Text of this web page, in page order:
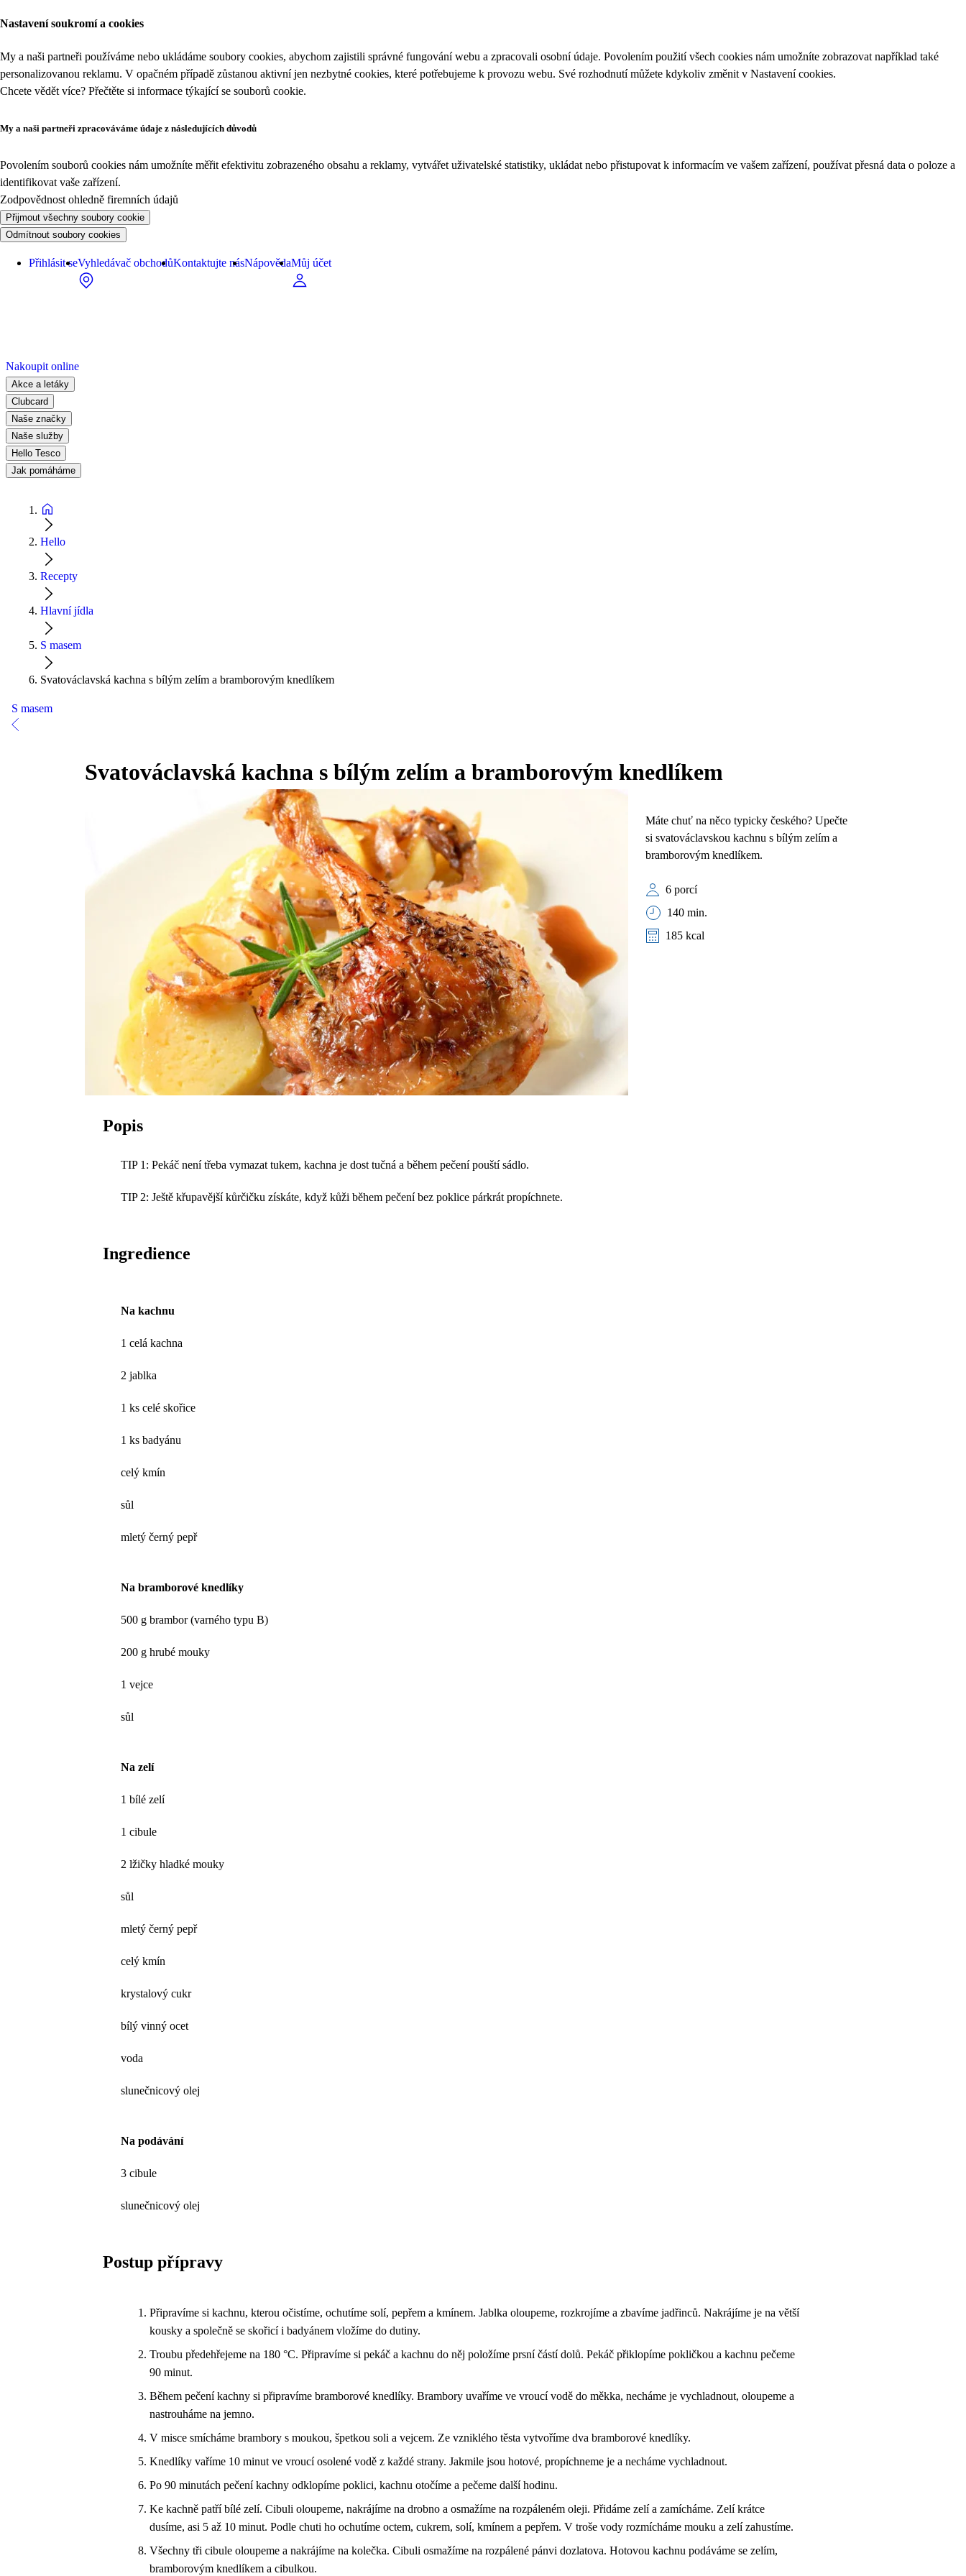
Nastavení soukromí a cookies
My a naši partneři používáme nebo ukládáme soubory cookies, abychom zajistili správné fungování webu a zpracovali osobní údaje. Povolením použití všech cookies nám umožníte zobrazovat například také
personalizovanou reklamu. V opačném případě zůstanou aktivní jen nezbytné cookies, které potřebujeme k provozu webu. Své rozhodnutí můžete kdykoliv změnit v Nastavení cookies.
Chcete vědět více? Přečtěte si informace týkající se souborů cookie.
My a naši partneři zpracováváme údaje z následujících důvodů
Povolením souborů cookies nám umožníte měřit efektivitu zobrazeného obsahu a reklamy, vytvářet uživatelské statistiky, ukládat nebo přistupovat k informacím ve vašem zařízení, používat přesná data o poloze a
identifikovat vaše zařízení.
Zodpovědnost ohledně firemních údajů
Přijmout všechny soubory cookie
Odmítnout soubory cookies
Přihlásit seVyhledávač obchodůKontaktujte násNápovědaMůj účet
Nakoupit online
Akce a letáky
Clubcard
Naše značky
Naše služby
Hello Tesco
Jak pomáháme
Hello
Recepty
Hlavní jídla
S masem
Svatováclavská kachna s bílým zelím a bramborovým knedlíkem
S masem
Svatováclavská kachna s bílým zelím a bramborovým knedlíkem
Máte chuť na něco typicky českého? Upečte
si svatováclavskou kachnu s bílým zelím a
bramborovým knedlíkem.
6 porcí
140 min.
185 kcal
Popis
TIP 1: Pekáč není třeba vymazat tukem, kachna je dost tučná a během pečení pouští sádlo.
TIP 2: Ještě křupavější kůrčičku získáte, když kůži během pečení bez poklice párkrát propíchnete.
Ingredience
Na kachnu
1 celá kachna
2 jablka
1 ks celé skořice
1 ks badyánu
celý kmín
sůl
mletý černý pepř
Na bramborové knedlíky
500 g brambor (varného typu B)
200 g hrubé mouky
1 vejce
sůl
Na zelí
1 bílé zelí
1 cibule
2 lžičky hladké mouky
sůl
mletý černý pepř
celý kmín
krystalový cukr
bílý vinný ocet
voda
slunečnicový olej
Na podávání
3 cibule
slunečnicový olej
Postup přípravy
Připravíme si kachnu, kterou očistíme, ochutíme solí, pepřem a kmínem. Jablka oloupeme, rozkrojíme a zbavíme jadřinců. Nakrájíme je na větší
kousky a společně se skořicí i badyánem vložíme do dutiny.
Troubu předehřejeme na 180 °C. Připravíme si pekáč a kachnu do něj položíme prsní částí dolů. Pekáč přiklopíme pokličkou a kachnu pečeme
90 minut.
Během pečení kachny si připravíme bramborové knedlíky. Brambory uvaříme ve vroucí vodě do měkka, necháme je vychladnout, oloupeme a
nastrouháme na jemno.
V misce smícháme brambory s moukou, špetkou soli a vejcem. Ze vzniklého těsta vytvoříme dva bramborové knedlíky.
Knedlíky vaříme 10 minut ve vroucí osolené vodě z každé strany. Jakmile jsou hotové, propíchneme je a necháme vychladnout.
Po 90 minutách pečení kachny odklopíme poklici, kachnu otočíme a pečeme další hodinu.
Ke kachně patří bílé zelí. Cibuli oloupeme, nakrájíme na drobno a osmažíme na rozpáleném oleji. Přidáme zelí a zamícháme. Zelí krátce
dusíme, asi 5 až 10 minut. Podle chuti ho ochutíme octem, cukrem, solí, kmínem a pepřem. V troše vody rozmícháme mouku a zelí zahustíme.
Všechny tři cibule oloupeme a nakrájíme na kolečka. Cibuli osmažíme na rozpálené pánvi dozlatova. Hotovou kachnu podáváme se zelím,
bramborovým knedlíkem a cibulkou.